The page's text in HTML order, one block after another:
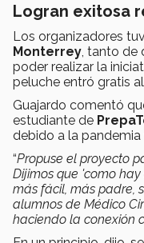
Logran exitosa
Los organizadores
Monterrey, tanto de
poder realizar la
peluche entró gratis
Guajardo comentó
estudiante de
debido a la
“Propuse el proyecto
Dijimos que 'como
más fácil, más padre,
alumnos de Médico
haciendo la conexión